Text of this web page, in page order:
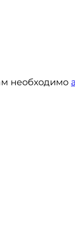
необходимо